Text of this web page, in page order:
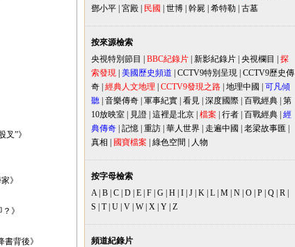
叉”》
》
》
書背後》
鄧小平 宮殿 民國 世博 幹屍 希特勒 古墓
按來源檢索
央視特別節目
BBC紀錄片 新影紀錄片 央視欄目
探
索發現 美國歷史頻道 CCTV9特別呈現 CCTV9歷史傳
奇 經典人文地理 CCTV9發現之路 地理中國
可凡傾
聽 音樂傳奇 軍事紀實 看見 深度國際 百戰經典 第
10放映室
見證 這裡是北京 檔案 行者 百戰經典 經
典傳奇 記憶 重訪 華人世界 走遍中國 老梁故事匯
真相
國寶檔案 綠色空間 人物
按字母檢索
A| B C D E F G H I J K L M N O P Q R
S
T| U V W| X Y Z
頻道紀錄片